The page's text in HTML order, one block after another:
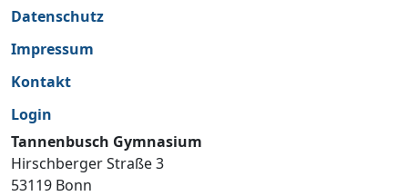
Datenschutz
Impressum
Kontakt
Login
Tannenbusch Gymnasium
Hirschberger Straße 3
53119 Bonn